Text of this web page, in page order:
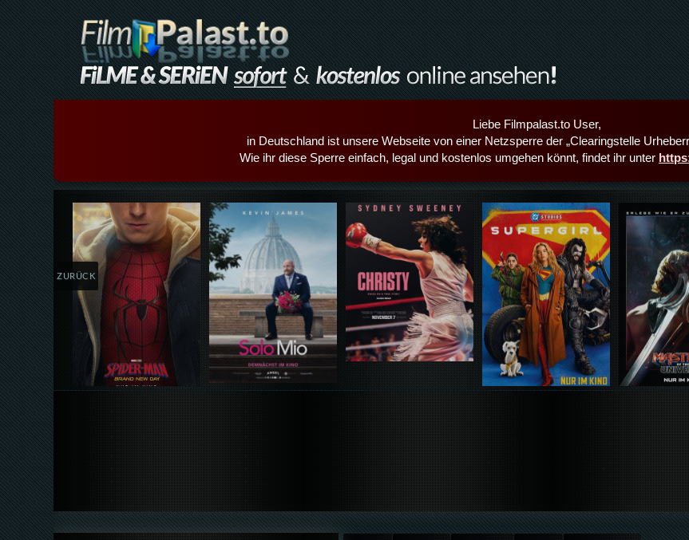
Liebe Filmpalast.to User,
in Deutschland ist unsere Webseite von einer Netzsperre der „Clearingstelle
Wie ihr diese Sperre einfach, legal und kostenlos umgehen könnt, findet ihr unter
Details,Play Details,Play Details,Play Details,Play
ZURÜCK